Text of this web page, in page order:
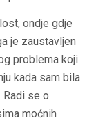
ondje gdje
je zaustavljen
problema koji
kada sam bila
se o
moćnih